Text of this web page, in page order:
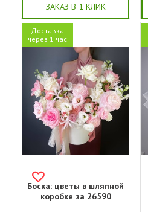
ЗАКАЗ В 1 КЛИК
Доставка
через 1 час
Боска: цветы в шляпной
коробке за 26590